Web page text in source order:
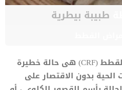
طبيبة بيطرية
الفشل الكلوى المزمن عند القطط (CRF) هى حالة خطيرة
بدون الاقتصار على